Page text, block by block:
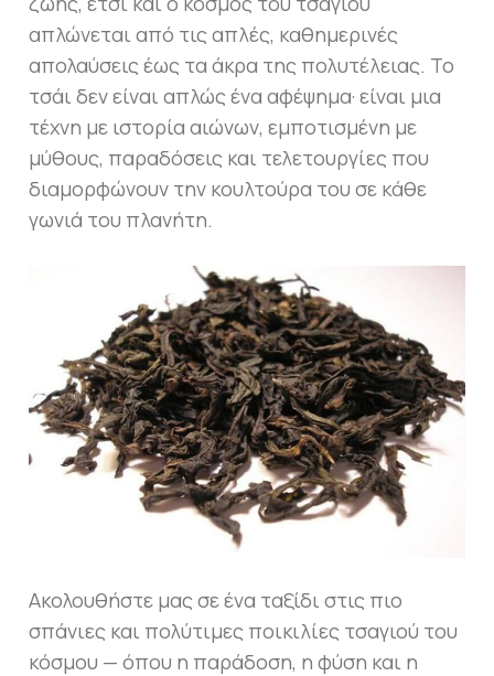
απλώνεται από τις απλές, καθημερινές
απολαύσεις έως τα άκρα της πολυτέλειας. Το
τσάι δεν είναι απλώς ένα αφέψημα· είναι μια
τέχνη με ιστορία αιώνων, εμποτισμένη με
μύθους, παραδόσεις και τελετουργίες που
διαμορφώνουν την κουλτούρα του σε κάθε
γωνιά του πλανήτη.
Ακολουθήστε μας σε ένα ταξίδι στις πιο
σπάνιες και πολύτιμες ποικιλίες τσαγιού του
κόσμου — όπου η παράδοση, η φύση και η